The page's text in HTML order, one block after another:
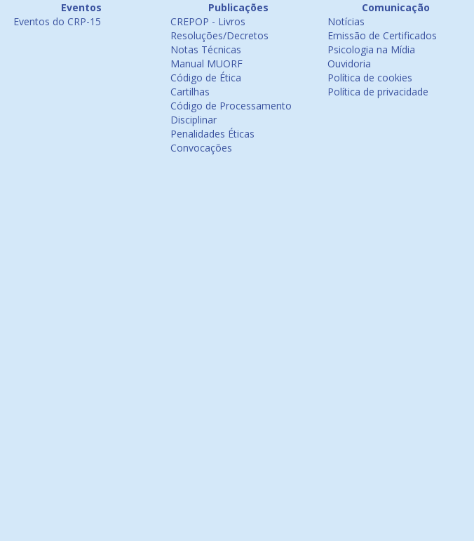
Eventos
Eventos do CRP-15
Publicações
CREPOP - Livros
Resoluções/Decretos
Notas Técnicas
Manual MUORF
Código de Ética
Cartilhas
Código de Processamento
Disciplinar
Penalidades Éticas
Convocações
Comunicação
Notícias
Emissão de Certificados
Psicologia na Mídia
Ouvidoria
Política de cookies
Política de privacidade